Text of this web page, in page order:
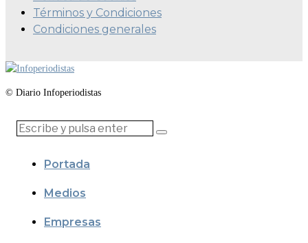
Términos y Condiciones
Condiciones generales
© Diario Infoperiodistas
Portada
Medios
Empresas